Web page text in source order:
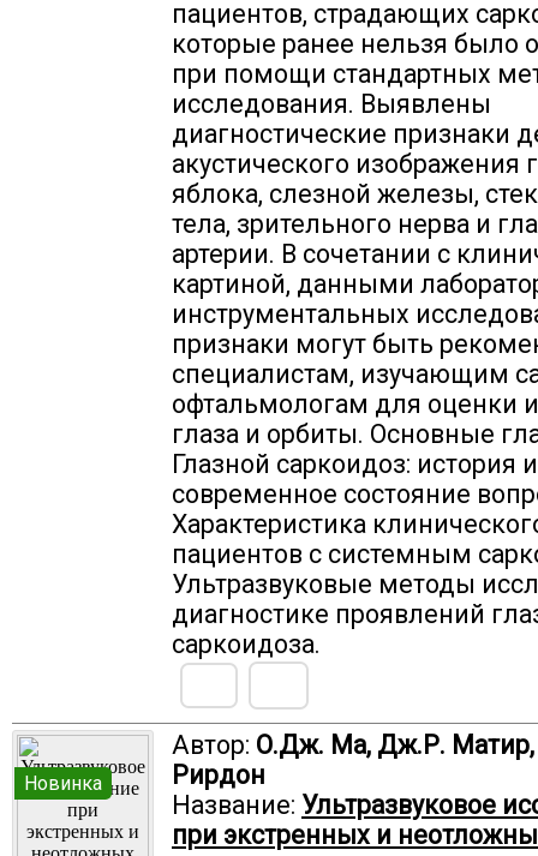
пациентов, страдающих
которые ранее нельзя было
при помощи стандартных
исследования. Выявлены
диагностические признаки
акустического изображения
яблока, слезной железы,
тела, зрительного нерва и
артерии. В сочетании с
картиной, данными
инструментальных
признаки могут быть
специалистам, изучающим
офтальмологам для оценки
глаза и орбиты. Основные
Глазной саркоидоз: история
современное состояние
Характеристика
пациентов с системным
Ультразвуковые методы
диагностике проявлений
саркоидоза.
Новинка
Автор: О.Дж. Ма, Дж.Р.
Рирдон
Название: Ультразвуковое
при экстренных и